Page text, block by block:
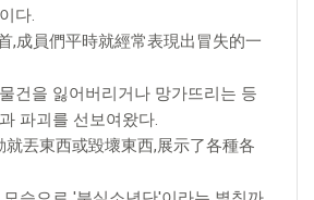
다.
,成員們平時就經常表現出冒失的一
건을 잃어버리거나 망가뜨리는 등
파괴를 선보여왔다.
就丟東西或毀壞東西,展示了各種各